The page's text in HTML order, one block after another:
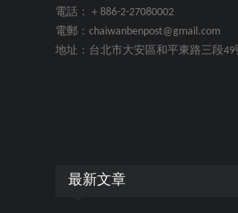
電話：＋886-2-27080002
電郵：chaiwanbenpost@gmail.com
地址：台北市大安區和平東路三段49
最新文章